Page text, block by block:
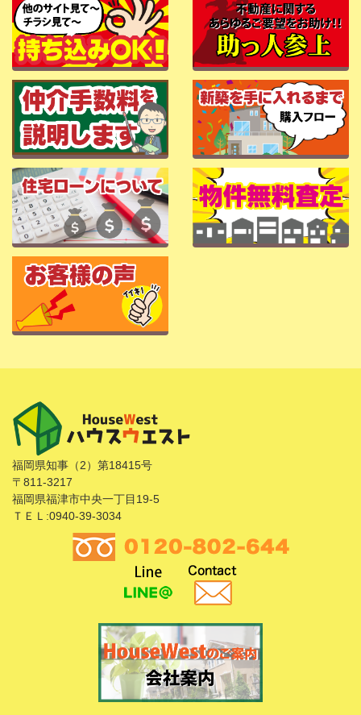
福岡県知事（2）第18415号
〒811-3217
福岡県福津市中央一丁目19-5
ＴＥＬ:0940-39-3034